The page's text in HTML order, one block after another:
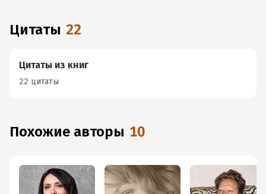
Цитаты 22
Цитаты из книг
22 цитаты
Похожие авторы 10